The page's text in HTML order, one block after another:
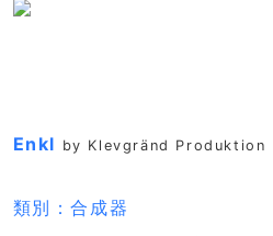
Enkl by Klevgränd Produktion
類別：合成器